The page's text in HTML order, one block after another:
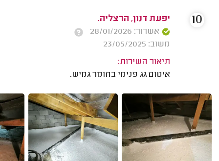
יפעת דנון, הרצליה.
אשרור: 28/01/2026
משוב: 23/05/2025
תיאור השירות:
איטום גג פנימי בחומר גמיש.
10